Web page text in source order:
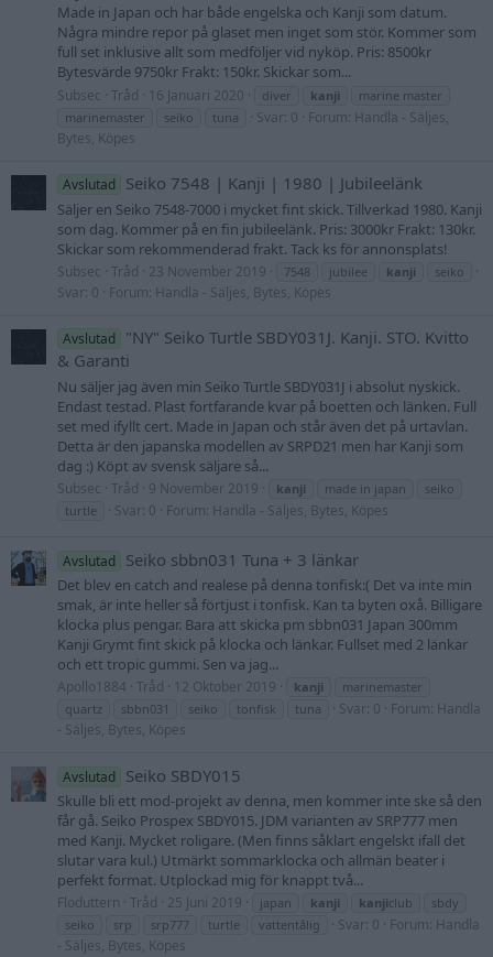
Made in Japan och har både engelska och Kanji som datum.
Några mindre repor på glaset men inget som stör. Kommer som
full set inklusive allt som medföljer vid nyköp. Pris: 8500kr
Bytesvärde 9750kr Frakt: 150kr. Skickar som...
Subsec Tråd 16 Januari 2020 diver kanji
marine master
marinemaster
seiko tuna Svar: 0 Forum: Handla - Säljes,
Bytes, Köpes
Avslutad Seiko 7548 | Kanji | 1980 | Jubileelänk
Säljer en Seiko 7548-7000 i mycket fint skick. Tillverkad 1980. Kanji
som dag. Kommer på en fin jubileelänk. Pris: 3000kr Frakt: 130kr.
Skickar som rekommenderad frakt. Tack ks för annonsplats!
Subsec Tråd 23 November 2019 7548 jubilee kanji seiko
Svar: 0 Forum: Handla - Säljes, Bytes, Köpes
Avslutad
"NY" Seiko Turtle SBDY031J. Kanji. STO. Kvitto
& Garanti
Nu säljer jag även min Seiko Turtle SBDY031J i absolut nyskick.
Endast testad. Plast fortfarande kvar på boetten och länken. Full
set med ifyllt cert. Made in Japan och står även det på urtavlan.
Detta är den japanska modellen av SRPD21 men har Kanji som
dag :) Köpt av svensk säljare så...
Subsec Tråd 9 November 2019 kanji made in japan
seiko
turtle
Svar: 0 Forum: Handla - Säljes, Bytes, Köpes
Avslutad Seiko sbbn031 Tuna + 3 länkar
Det blev en catch and realese på denna tonfisk:( Det va inte min
smak, är inte heller så förtjust i tonfisk. Kan ta byten oxå. Billigare
klocka plus pengar. Bara att skicka pm sbbn031 Japan 300mm
Kanji Grymt fint skick på klocka och länkar. Fullset med 2 länkar
och ett tropic gummi. Sen va jag...
Apollo1884 Tråd 12 Oktober 2019 kanji
marinemaster
quartz
sbbn031 seiko tonfisk tuna Svar: 0 Forum: Handla
- Säljes, Bytes, Köpes
Avslutad Seiko SBDY015
Skulle bli ett mod-projekt av denna, men kommer inte ske så den
får gå. Seiko Prospex SBDY015. JDM varianten av SRP777 men
med Kanji. Mycket roligare. (Men finns såklart engelskt ifall det
slutar vara kul.) Utmärkt sommarklocka och allmän beater i
perfekt format. Utplockad mig för knappt två...
Floduttern Tråd 25 Juni 2019 japan kanji kanjiclub
sbdy
seiko
srp srp777 turtle vattentålig Svar: 0 Forum: Handla
- Säljes, Bytes, Köpes